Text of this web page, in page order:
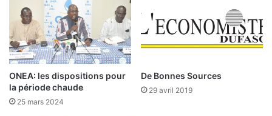
e
n
t
l
e
6
ONEA: les dispositions pour
la période chaude
25 mars 2024
De Bonnes Sources
29 avril 2019